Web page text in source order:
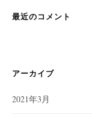
最近のコメント
アーカイブ
2021年3月